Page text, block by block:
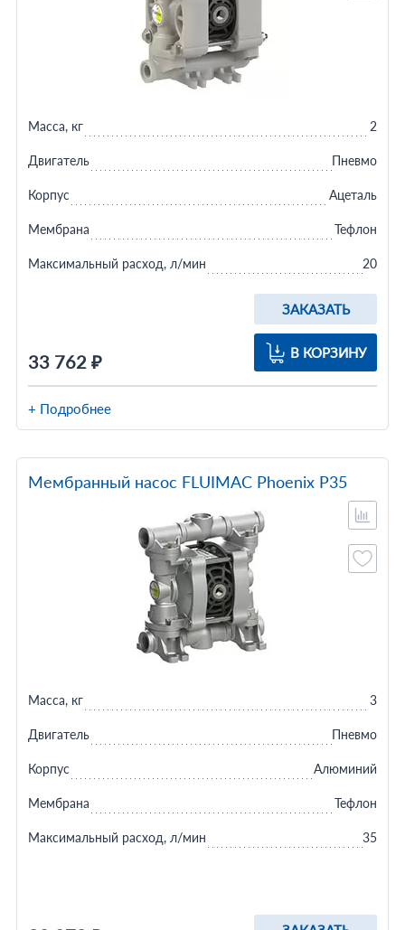
33 762 ₽
ЗАКАЗАТЬ
В КОРЗИНУ
Масса, кг 2
Двигатель Пневмо
Корпус Ацеталь
Мембрана Тефлон
Максимальный расход, л/мин 20
+ Подробнее
Мембранный насос FLUIMAC Phoenix P35
Масса, кг 3
Двигатель Пневмо
Корпус Алюминий
Мембрана Тефлон
Максимальный расход, л/мин 35